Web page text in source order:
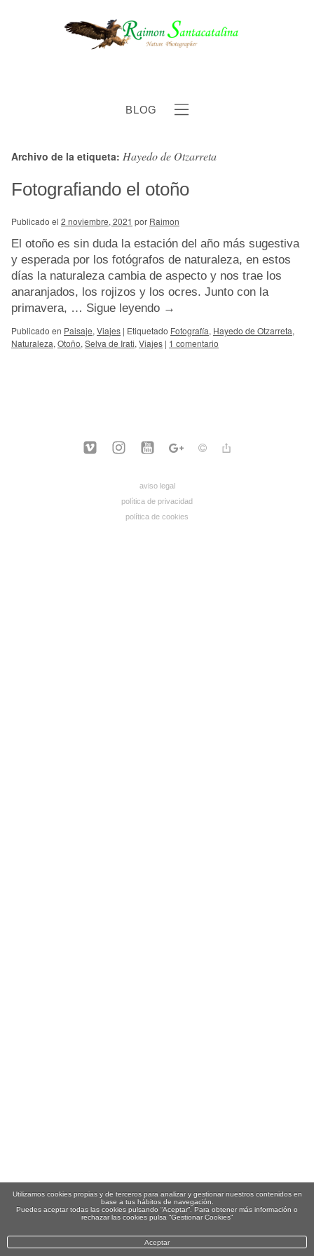
BLOG
Archivo de la etiqueta: Hayedo de Otzarreta
Fotografiando el otoño
Publicado el 2 noviembre, 2021 por Raimon
El otoño es sin duda la estación del año más sugestiva
y esperada por los fotógrafos de naturaleza, en estos
días la naturaleza cambia de aspecto y nos trae los
anaranjados, los rojizos y los ocres. Junto con la
primavera, … Sigue leyendo →
Publicado en Paisaje, Viajes | Etiquetado Fotografía, Hayedo de Otzarreta,
Naturaleza, Otoño, Selva de Irati, Viajes | 1 comentario
aviso legal
política de privacidad
política de cookies
Utilizamos cookies propias y de terceros para analizar y gestionar nuestros contenidos en
base a tus hábitos de navegación.
Puedes aceptar todas las cookies pulsando “Aceptar”. Para obtener más información o
rechazar las cookies pulsa “Gestionar Cookies“
Aceptar